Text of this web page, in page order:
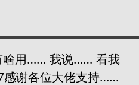
啥用…… 我说…… 看我
感谢各位大佬支持……